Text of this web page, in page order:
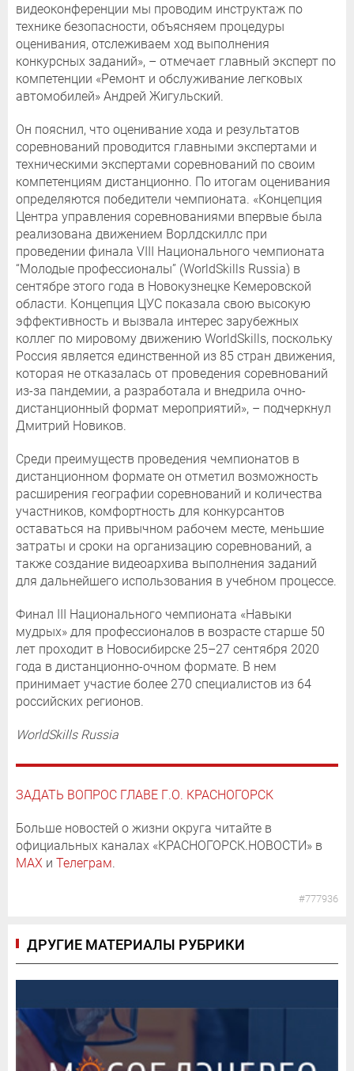
видеоконференции мы проводим инструктаж по
технике безопасности, объясняем процедуры
оценивания, отслеживаем ход выполнения
конкурсных заданий», – отмечает главный эксперт по
компетенции «Ремонт и обслуживание легковых
автомобилей» Андрей Жигульский.
Он пояснил, что оценивание хода и результатов
соревнований проводится главными экспертами и
техническими экспертами соревнований по своим
компетенциям дистанционно. По итогам оценивания
определяются победители чемпионата. «Концепция
Центра управления соревнованиями впервые была
реализована движением Ворлдскиллс при
проведении финала VIII Национального чемпионата
“Молодые профессионалы” (WorldSkills Russia) в
сентябре этого года в Новокузнецке Кемеровской
области. Концепция ЦУС показала свою высокую
эффективность и вызвала интерес зарубежных
коллег по мировому движению WorldSkills, поскольку
Россия является единственной из 85 стран движения,
которая не отказалась от проведения соревнований
из-за пандемии, а разработала и внедрила очно-
дистанционный формат мероприятий», – подчеркнул
Дмитрий Новиков.
Среди преимуществ проведения чемпионатов в
дистанционном формате он отметил возможность
расширения географии соревнований и количества
участников, комфортность для конкурсантов
оставаться на привычном рабочем месте, меньшие
затраты и сроки на организацию соревнований, а
также создание видеоархива выполнения заданий
для дальнейшего использования в учебном процессе.
Финал III Национального чемпионата «Навыки
мудрых» для профессионалов в возрасте старше 50
лет проходит в Новосибирске 25–27 сентября 2020
года в дистанционно-очном формате. В нем
принимает участие более 270 специалистов из 64
российских регионов.
WorldSkills Russia
ЗАДАТЬ ВОПРОС ГЛАВЕ Г.О. КРАСНОГОРСК
Больше новостей о жизни округа читайте в
официальных каналах «КРАСНОГОРСК.НОВОСТИ» в
MAX и Телеграм.
#777936
ДРУГИЕ МАТЕРИАЛЫ РУБРИКИ